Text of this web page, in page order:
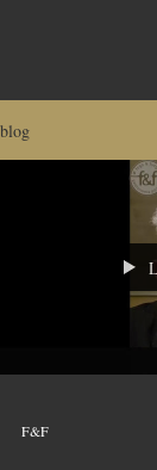
blog
F&F